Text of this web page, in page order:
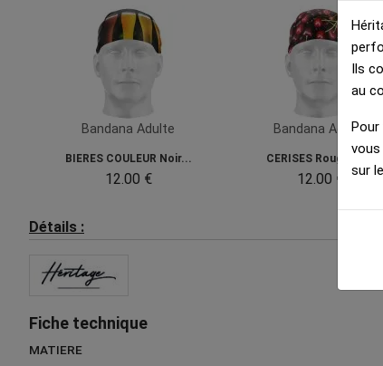
Bandana Adulte
BIERES COULEUR Noir...
12.00 €
Bandana Adulte
CERISES Rouge Noir
12.00 €
Détails :
Fiche technique
MATIERE
Ils
au
sur